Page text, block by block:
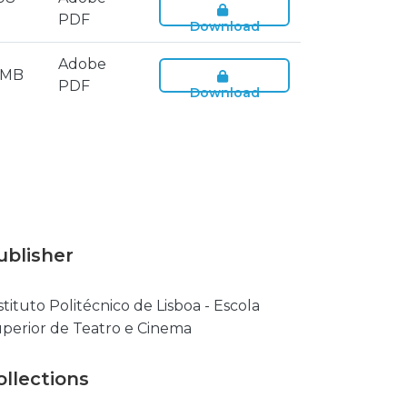
PDF
Download
Adobe
PDF
Download
Politécnico de Lisboa - Escola
de Teatro e Cinema